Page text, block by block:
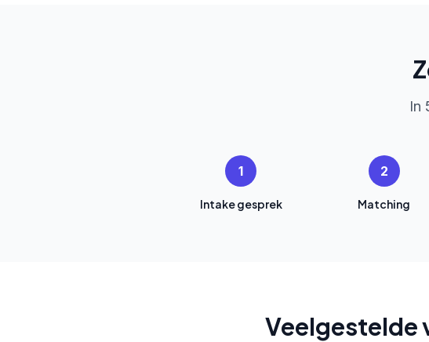
In
1
Intake gesprek
2
Matching
Veelgestelde